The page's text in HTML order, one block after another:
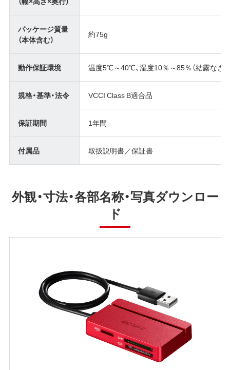
パッケージ質量
（本体含む）
約75g
動作保証環境 温度5℃～40℃、湿度10％～85％（結露なきこ
規格・基準・法令 VCCI Class B適合品
保証期間 1年間
付属品 取扱説明書／保証書
外観・寸法・各部名称・写真ダウンロー
ド